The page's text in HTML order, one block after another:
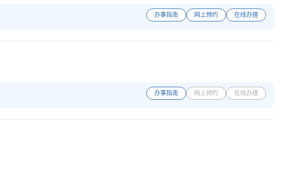
办事指南 网上预约 在线办理
办事指南 网上预约 在线办理